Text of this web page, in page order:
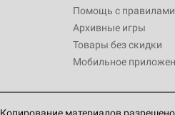
Помощь с правилами
Архивные игры
Товары без скидки
Мобильное